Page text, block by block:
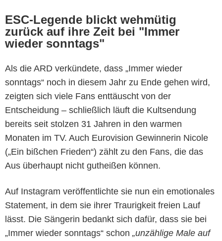
ESC-Legende blickt wehmütig
zurück auf ihre Zeit bei "Immer
wieder sonntags"
Als die ARD verkündete, dass „Immer wieder
sonntags“ noch in diesem Jahr zu Ende gehen wird,
zeigten sich viele Fans enttäuscht von der
Entscheidung – schließlich läuft die Kultsendung
bereits seit stolzen 31 Jahren in den warmen
Monaten im TV. Auch Eurovision Gewinnerin Nicole
(„Ein bißchen Frieden“) zählt zu den Fans, die das
Aus überhaupt nicht gutheißen können.
Auf Instagram veröffentlichte sie nun ein emotionales
Statement, in dem sie ihrer Traurigkeit freien Lauf
lässt. Die Sängerin bedankt sich dafür, dass sie bei
„Immer wieder sonntags“ schon „unzählige Male auf